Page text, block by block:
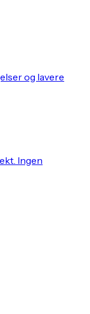
og lavere
Ingen